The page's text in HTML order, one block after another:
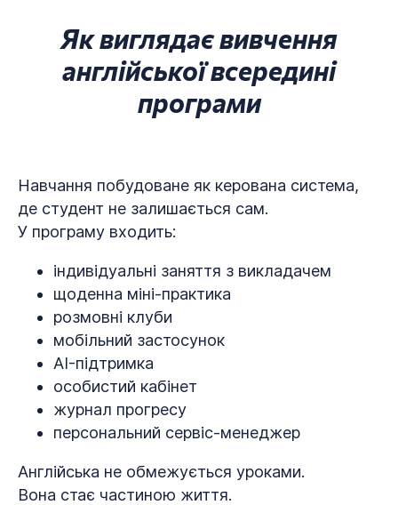
Як виглядає вивчення
англійської всередині
програми
Навчання побудоване як керована система,
де студент не залишається сам.
У програму входить:
індивідуальні заняття з викладачем
щоденна міні-практика
розмовні клуби
мобільний застосунок
AI-підтримка
особистий кабінет
журнал прогресу
персональний сервіс-менеджер
Англійська не обмежується уроками.
Вона стає частиною життя.